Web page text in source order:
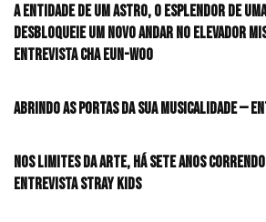
A entidade de um astro, o esplendor de
desbloqueie um novo andar no elevador
Entrevista CHA EUN-WOO
Abrindo as portas da sua musicalidade —
Nos limites da arte, há sete anos correndo
Entrevista Stray Kids